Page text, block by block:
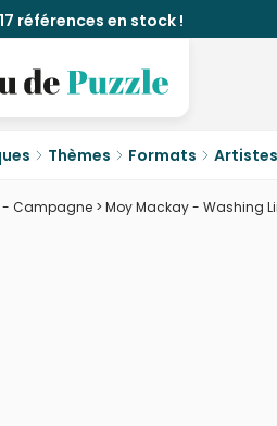
références en stock !
Thèmes Formats Artistes
- Campagne > Moy Mackay - Washing